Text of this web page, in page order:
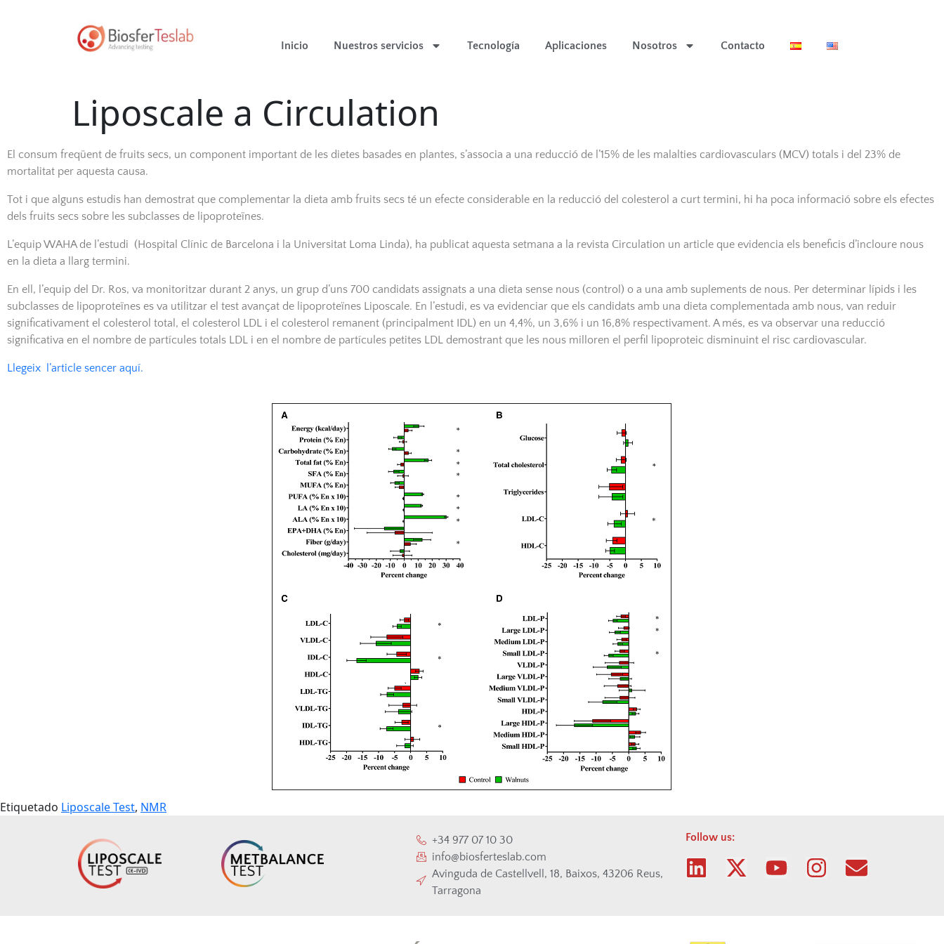
Inicio Nuestros servicios Tecnología Aplicaciones Nosotros Contacto
Liposcale a Circulation
El consum freqüent de fruits secs, un component important de les dietes basades en plantes, s’associa a una reducció de l’15% de les malalties cardiovasculars (MCV) totals i del 23% de
mortalitat per aquesta causa.
Tot i que alguns estudis han demostrat que complementar la dieta amb fruits secs té un efecte considerable en la reducció del colesterol a curt termini, hi ha poca informació sobre els efectes
dels fruits secs sobre les subclasses de lipoproteïnes.
L’equip WAHA de l’estudi (Hospital Clínic de Barcelona i la Universitat Loma Linda), ​​ha publicat aquesta setmana a la revista Circulation un article que evidencia els beneficis d’incloure nous
en la dieta a llarg termini.
En ell, l’equip del Dr. Ros, va monitoritzar durant 2 anys, un grup d’uns 700 candidats assignats a una dieta sense nous (control) o a una amb suplements de nous. Per determinar lípids i les
subclasses de lipoproteïnes es va utilitzar el test avançat de lipoproteïnes Liposcale. En l’estudi, es va evidenciar que els candidats amb una dieta complementada amb nous, van reduir
significativament el colesterol total, el colesterol LDL i el colesterol remanent (principalment IDL) en un 4,4%, un 3,6% i un 16,8% respectivament. A més, es va observar una reducció
significativa en el nombre de partícules totals LDL i en el nombre de partícules petites LDL demostrant que les nous milloren el perfil lipoproteic disminuint el risc cardiovascular.
Llegeix l’article sencer aquí.
Etiquetado Liposcale Test, NMR
+34 977 07 10 30
info@biosferteslab.com
Avinguda de Castellvell, 18, Baixos, 43206 Reus,
Tarragona
Follow us: